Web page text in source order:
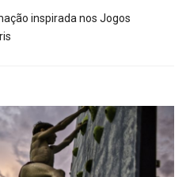
inspirada nos Jogos